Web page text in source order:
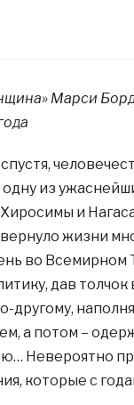
Марси
из
и
жизни
во Всемирном
дав
другому,
а потом –
Невероятно
которые с